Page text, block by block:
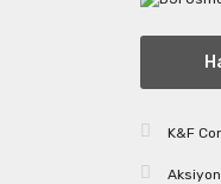
K&F